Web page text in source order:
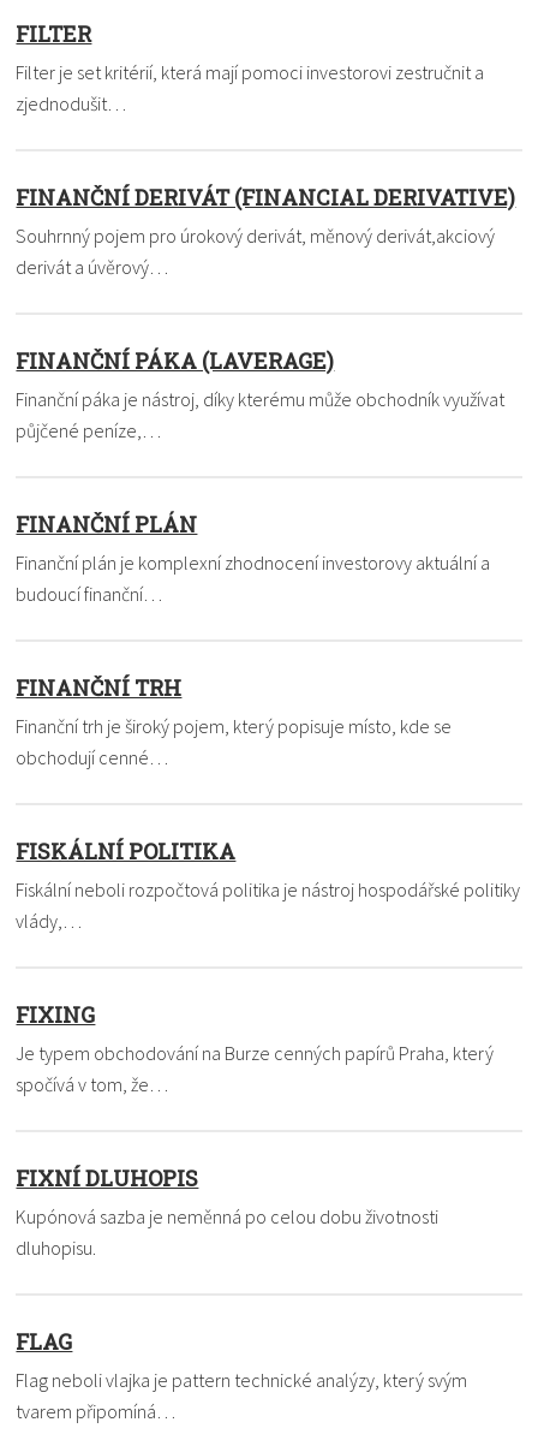
FILTER
Filter je set kritérií, která mají pomoci investorovi zestručnit a
zjednodušit…
FINANČNÍ DERIVÁT (FINANCIAL DERIVATIVE)
Souhrnný pojem pro úrokový derivát, měnový derivát,akciový
derivát a úvěrový…
FINANČNÍ PÁKA (LAVERAGE)
Finanční páka je nástroj, díky kterému může obchodník využívat
půjčené peníze,…
FINANČNÍ PLÁN
Finanční plán je komplexní zhodnocení investorovy aktuální a
budoucí finanční…
FINANČNÍ TRH
Finanční trh je široký pojem, který popisuje místo, kde se
obchodují cenné…
FISKÁLNÍ POLITIKA
Fiskální neboli rozpočtová politika je nástroj hospodářské politiky
vlády,…
FIXING
Je typem obchodování na Burze cenných papírů Praha, který
spočívá v tom, že…
FIXNÍ DLUHOPIS
Kupónová sazba je neměnná po celou dobu životnosti
dluhopisu.
FLAG
Flag neboli vlajka je pattern technické analýzy, který svým
tvarem připomíná…